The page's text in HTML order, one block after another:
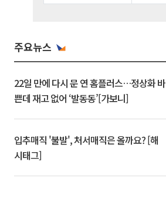
주요뉴스
22일 만에 다시 문 연 홈플러스…정상화 바
쁜데 재고 없어 ‘발동동’[가보니]
입추매직 '불발', 처서매직은 올까요? [해
시태그]